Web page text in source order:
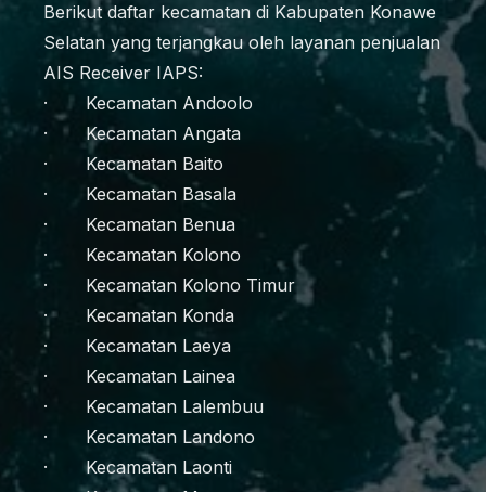
Berikut daftar kecamatan di Kabupaten Konawe
Selatan yang terjangkau oleh layanan penjualan
AIS Receiver IAPS:
· Kecamatan Andoolo
· Kecamatan Angata
· Kecamatan Baito
· Kecamatan Basala
· Kecamatan Benua
· Kecamatan Kolono
· Kecamatan Kolono Timur
· Kecamatan Konda
· Kecamatan Laeya
· Kecamatan Lainea
· Kecamatan Lalembuu
· Kecamatan Landono
· Kecamatan Laonti